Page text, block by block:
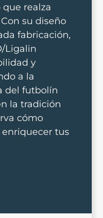
realza
su diseño
fabricación,
Ligalin
y
a la
del futbolín
la tradición
cómo
tus